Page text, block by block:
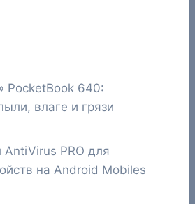
PocketBook 640:
влаге и грязи
AntiVirus PRO для
на Android Mobiles